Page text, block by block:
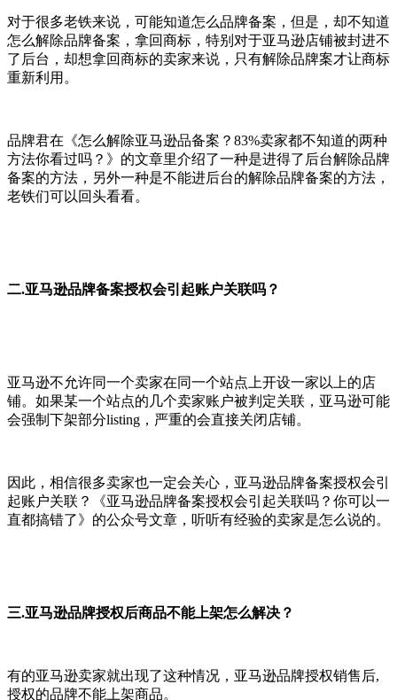
对于很多老铁来说，可能知道怎么品牌备案，但是，却不知道
怎么解除品牌备案，拿回商标，特别对于亚马逊店铺被封进不
了后台，却想拿回商标的卖家来说，只有解除品牌案才让商标
重新利用。
品牌君在《怎么解除亚马逊品备案？83%卖家都不知道的两种
方法你看过吗？》的文章里介绍了一种是进得了后台解除品牌
备案的方法，另外一种是不能进后台的解除品牌备案的方法，
老铁们可以回头看看。
二.亚马逊品牌备案授权会引起账户关联吗？
亚马逊不允许同一个卖家在同一个站点上开设一家以上的店
铺。如果某一个站点的几个卖家账户被判定关联，亚马逊可能
会强制下架部分listing，严重的会直接关闭店铺。
因此，相信很多卖家也一定会关心，亚马逊品牌备案授权会引
起账户关联？《亚马逊品牌备案授权会引起关联吗？你可以一
直都搞错了》的公众号文章，听听有经验的卖家是怎么说的。
三.亚马逊品牌授权后商品不能上架怎么解决？
有的亚马逊卖家就出现了这种情况，亚马逊品牌授权销售后,
授权的品牌不能上架商品。